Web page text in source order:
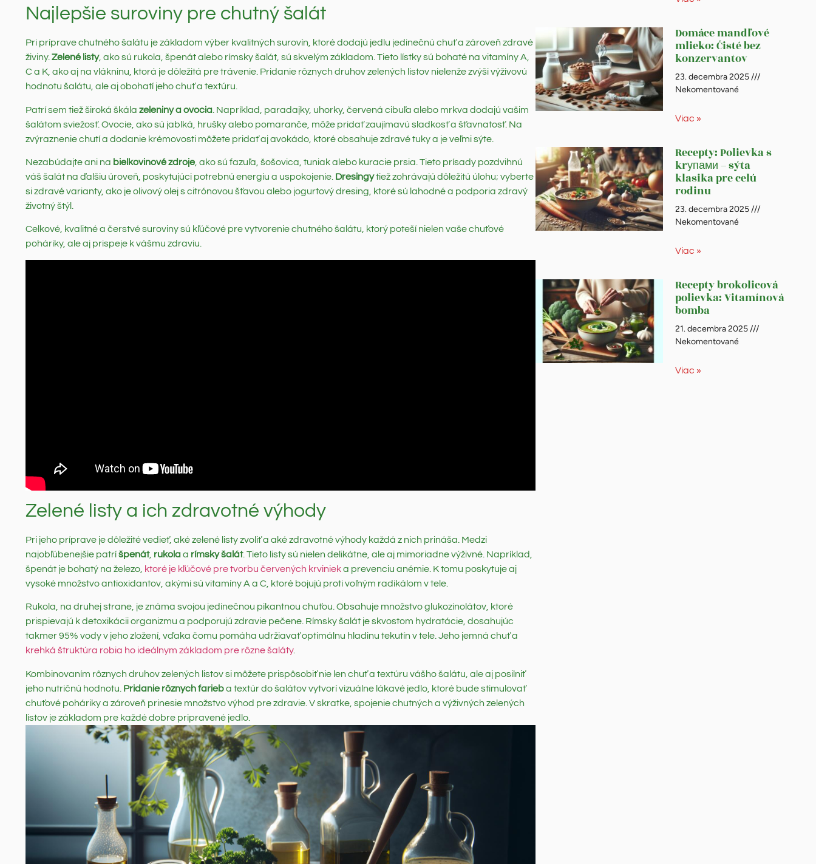
Najlepšie suroviny pre chutný šalát
Pri príprave chutného šalátu je základom výber kvalitných surovín, ktoré dodajú jedlu jedinečnú chuť a zároveň zdravé
živiny. Zelené listy, ako sú rukola, špenát alebo rímsky šalát, sú skvelým základom. Tieto lístky sú bohaté na vitamíny A,
C a K, ako aj na vlákninu, ktorá je dôležitá pre trávenie. Pridanie rôznych druhov zelených listov nielenže zvýši výživovú
hodnotu šalátu, ale aj obohatí jeho chuť a textúru.
Patrí sem tiež široká škála zeleniny a ovocia . Napríklad, paradajky, uhorky, červená cibuľa alebo mrkva dodajú vašim
šalátom sviežosť. Ovocie, ako sú jablká, hrušky alebo pomaranče, môže pridať zaujímavú sladkosť a šťavnatosť. Na
zvýraznenie chutí a dodanie krémovosti môžete pridať aj avokádo, ktoré obsahuje zdravé tuky a je veľmi sýte.
Nezabúdajte ani na bielkovinové zdroje, ako sú fazuľa, šošovica, tuniak alebo kuracie prsia. Tieto prísady pozdvihnú
váš šalát na ďalšiu úroveň, poskytujúci potrebnú energiu a uspokojenie. Dresingytiež zohrávajú dôležitú úlohu; vyberte
si zdravé varianty, ako je olivový olej s citrónovou šťavou alebo jogurtový dresing, ktoré sú lahodné a podporia zdravý
životný štýl.
Celkové, kvalitné a čerstvé suroviny sú kľúčové pre vytvorenie chutného šalátu, ktorý poteší nielen vaše chuťové
poháriky, ale aj prispeje k vášmu zdraviu.
Zelené listy a ich zdravotné výhody
Pri jeho príprave je dôležité vedieť, aké zelené listy zvoliť a aké zdravotné výhody každá z nich prináša. Medzi
najobľúbenejšie patríšpenát, rukolaa rímsky šalát. Tieto listy sú nielen delikátne, ale aj mimoriadne výživné. Napríklad,
špenát je bohatý na železo, ktoré je kľúčové pre tvorbu červených krvinieka prevenciu anémie. K tomu poskytuje aj
vysoké množstvo antioxidantov, akými sú vitamíny A a C, ktoré bojujú proti voľným radikálom v tele.
Rukola, na druhej strane, je známa svojou jedinečnou pikantnou chuťou. Obsahuje množstvo glukozinolátov, ktoré
prispievajú k detoxikácii organizmu a podporujú zdravie pečene. Rímsky šalát je skvostom hydratácie, dosahujúc
takmer 95% vody v jeho zložení, vďaka čomu pomáha udržiavať optimálnu hladinu tekutín v tele. Jeho jemná chuť a
krehká štruktúra robia ho ideálnym základom pre rôzne šaláty.
Kombinovaním rôznych druhov zelených listov si môžete prispôsobiť nie len chuť a textúru vášho šalátu, ale aj posilniť
jeho nutričnú hodnotu. Pridanie rôznych farieba textúr do šalátov vytvorí vizuálne lákavé jedlo, ktoré bude stimulovať
chuťové poháriky a zároveň prinesie množstvo výhod pre zdravie. V skratke, spojenie chutných a výživných zelených
listov je základom pre každé dobre pripravené jedlo.
Domáce mandľové
mlieko: Čisté bez
konzervantov
23. decembra 2025
Nekomentované
Viac »
Recepty: Polievka s
krупами – sýta
klasika pre celú
rodinu
23. decembra 2025
Nekomentované
Viac »
Recepty brokolicová
polievka: Vitamínová
bomba
21. decembra 2025
Nekomentované
Viac »